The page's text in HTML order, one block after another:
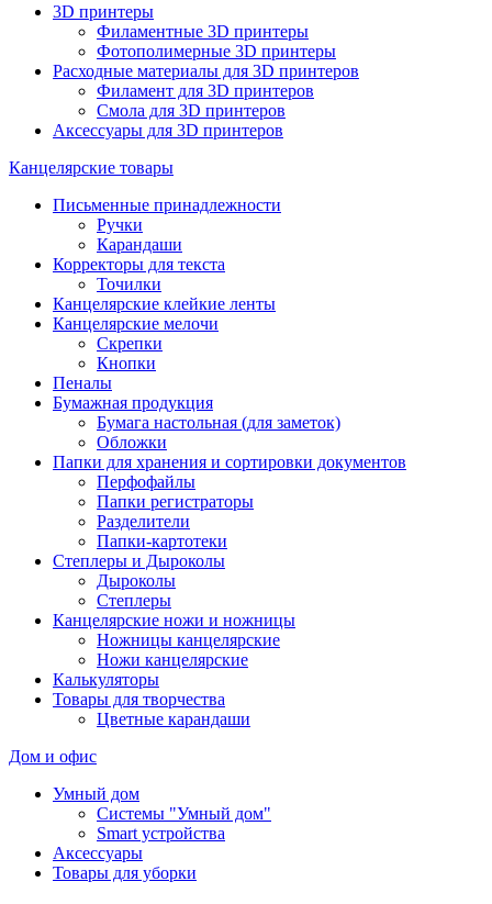
3D принтеры
Филаментные 3D принтеры
Фотополимерные 3D принтеры
Расходные материалы для 3D принтеров
Филамент для 3D принтеров
Смола для 3D принтеров
Аксессуары для 3D принтеров
Канцелярские товары
Письменные принадлежности
Ручки
Карандаши
Корректоры для текста
Точилки
Канцелярские клейкие ленты
Канцелярские мелочи
Скрепки
Кнопки
Пеналы
Бумажная продукция
Бумага настольная (для заметок)
Обложки
Папки для хранения и сортировки документов
Перфофайлы
Папки регистраторы
Разделители
Папки-картотеки
Степлеры и Дыроколы
Дыроколы
Степлеры
Канцелярские ножи и ножницы
Ножницы канцелярские
Ножи канцелярские
Калькуляторы
Товары для творчества
Цветные карандаши
Дом и офис
Умный дом
Системы "Умный дом"
Smart устройства
Аксессуары
Товары для уборки